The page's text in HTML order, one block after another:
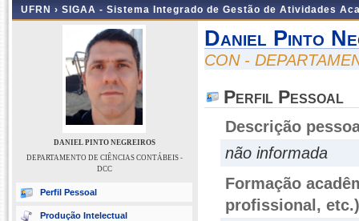
UFRN › SIGAA - Sistema Integrado de Gestão de Atividades
DANIEL PINTO NEGREIROS
DEPARTAMENTO DE CIÊNCIAS CONTÁBEIS -
DCC
Perfil Pessoal
Produção Intelectual
Daniel Pinto
CON -
Perfil Pessoal
Descrição
não informada
Formação
profissional, etc.)